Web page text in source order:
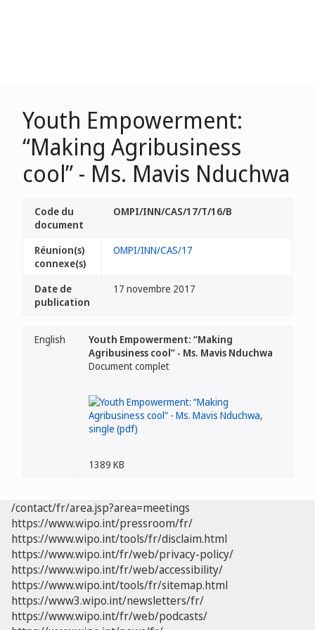
Youth Empowerment:
“Making Agribusiness
cool” - Ms. Mavis Nduchwa
Code du
document
OMPI/INN/CAS/17/T/16/B
Réunion(s)
connexe(s)
OMPI/INN/CAS/17
Date de
publication
17 novembre 2017
English
Youth Empowerment: “Making
Agribusiness cool” - Ms. Mavis Nduchwa
Document complet
1389 KB
/contact/fr/area.jsp?area=meetings
https://www.wipo.int/pressroom/fr/
https://www.wipo.int/tools/fr/disclaim.html
https://www.wipo.int/fr/web/privacy-policy/
https://www.wipo.int/fr/web/accessibility/
https://www.wipo.int/tools/fr/sitemap.html
https://www3.wipo.int/newsletters/fr/
https://www.wipo.int/fr/web/podcasts/